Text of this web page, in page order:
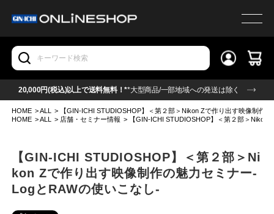
20,000円(税込)以上で送料無料！**大型商品/一部地域への発送は除く
HOME >ALL >
【GIN-ICHI STUDIOSHOP】＜第２部＞Nikon Zで作り出す映像制作
HOME >ALL > 店舗・セミナー情報 > 【GIN-ICHI STUDIOSHOP】＜第２部＞
【GIN-ICHI STUDIOSHOP】＜第２部＞Ni
kon Zで作り出す映像制作の魅力セミナー-
LogとRAWの使いこなし-